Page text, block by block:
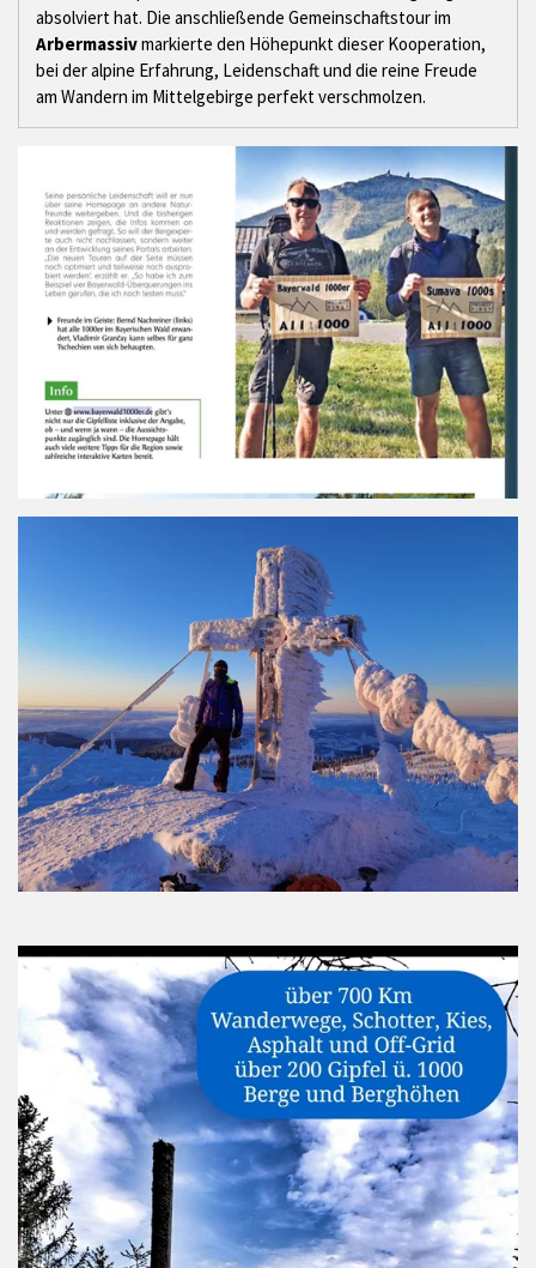
absolviert hat. Die anschließende Gemeinschaftstour im
Arbermassivmarkierte den Höhepunkt dieser Kooperation,
bei der alpine Erfahrung, Leidenschaft und die reine Freude
am Wandern im Mittelgebirge perfekt verschmolzen.